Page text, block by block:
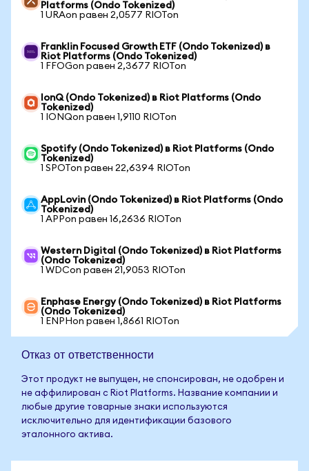
Platforms (Ondo Tokenized)
1 URAon равен 2,0577 RIOTon
Franklin Focused Growth ETF (Ondo Tokenized) в
Riot Platforms (Ondo Tokenized)
1 FFOGon равен 2,3677 RIOTon
IonQ (Ondo Tokenized) в Riot Platforms (Ondo
Tokenized)
1 IONQon равен 1,9110 RIOTon
Spotify (Ondo Tokenized) в Riot Platforms (Ondo
Tokenized)
1 SPOTon равен 22,6394 RIOTon
AppLovin (Ondo Tokenized) в Riot Platforms (Ondo
Tokenized)
1 APPon равен 16,2636 RIOTon
Western Digital (Ondo Tokenized) в Riot Platforms
(Ondo Tokenized)
1 WDCon равен 21,9053 RIOTon
Enphase Energy (Ondo Tokenized) в Riot Platforms
(Ondo Tokenized)
1 ENPHon равен 1,8661 RIOTon
Отказ от ответственности
Этот продукт не выпущен, не спонсирован, не одобрен и
не аффилирован с Riot Platforms. Название компании и
любые другие товарные знаки используются
исключительно для идентификации базового
эталонного актива.